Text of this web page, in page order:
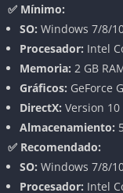
cada uno con
la forma de afrontar
objetos que se
creando builds
que también tienen
Escenarios
Cada mapa se
cambian en número,
✅ Mínimo:
SO: Windows 7/8/
Procesador: Intel
Memoria: 2 GB
Gráficos: GeForce
DirectX: Version 10
Almacenamiento:
✅ Recomendado:
SO: Windows 7/8/
Procesador: Intel